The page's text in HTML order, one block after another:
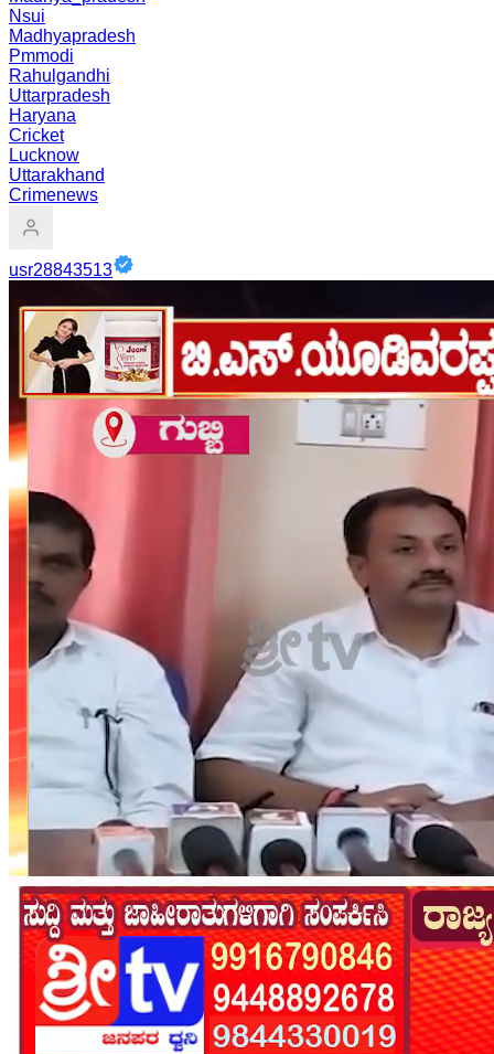
Nsui
Madhyapradesh
Pmmodi
Rahulgandhi
Uttarpradesh
Haryana
Cricket
Lucknow
Uttarakhand
Crimenews
usr28843513